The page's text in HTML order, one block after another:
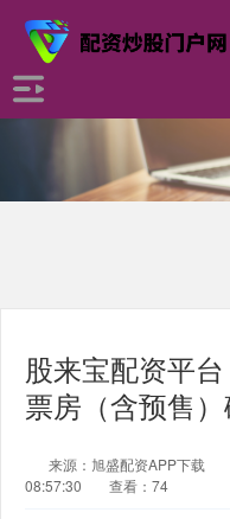
股来宝配资平
票房（含预售
来源：旭盛配资APP下载
08:57:30
查看：74